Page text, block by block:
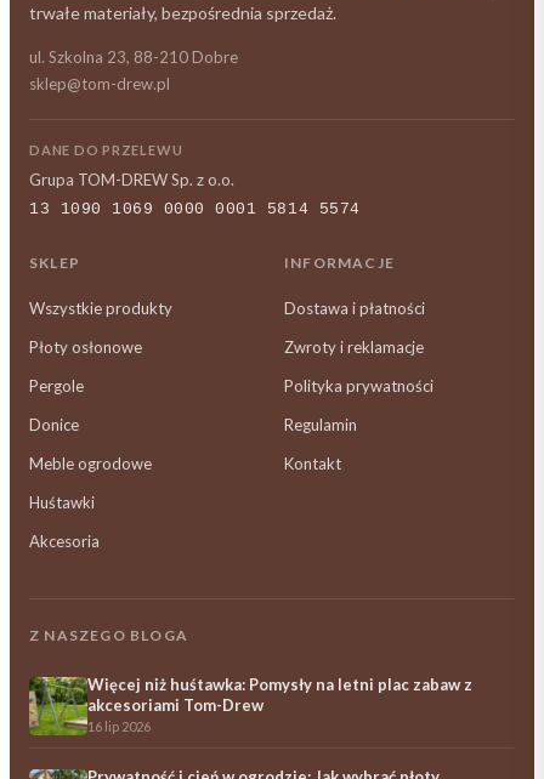
trwałe materiały, bezpośrednia sprzedaż.
ul. Szkolna 23, 88-210 Dobre
sklep@tom-drew.pl
DANE DO PRZELEWU
Grupa TOM-DREW Sp. z o.o.
13 1090 1069 0000 0001 5814 5574
SKLEP
Wszystkie produkty
Płoty osłonowe
Pergole
Donice
Meble ogrodowe
Huśtawki
Akcesoria
INFORMACJE
Dostawa i płatności
Zwroty i reklamacje
Polityka prywatności
Regulamin
Kontakt
Z NASZEGO BLOGA
Więcej niż huśtawka: Pomysły na letni plac zabaw z
akcesoriami Tom-Drew
16 lip 2026